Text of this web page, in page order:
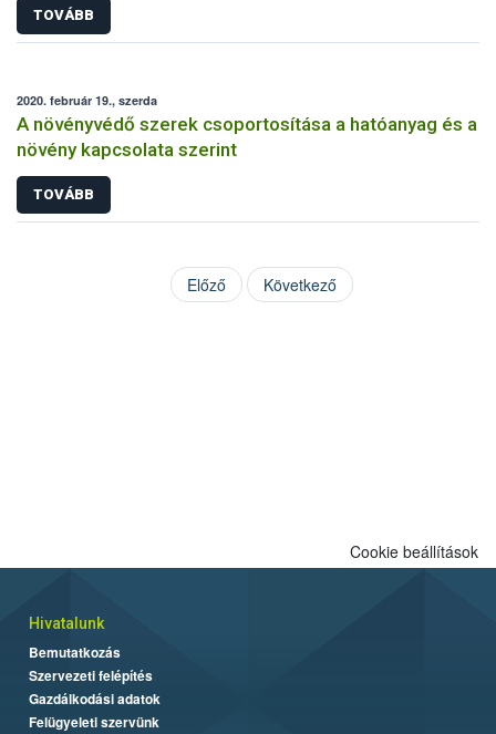
TOVÁBB
2020. február 19., szerda
A növényvédő szerek csoportosítása a hatóanyag és a
növény kapcsolata szerint
TOVÁBB
Előző Következő
Cookie beállítások
Hivatalunk
Bemutatkozás
Szervezeti felépítés
Gazdálkodási adatok
Felügyeleti szervünk